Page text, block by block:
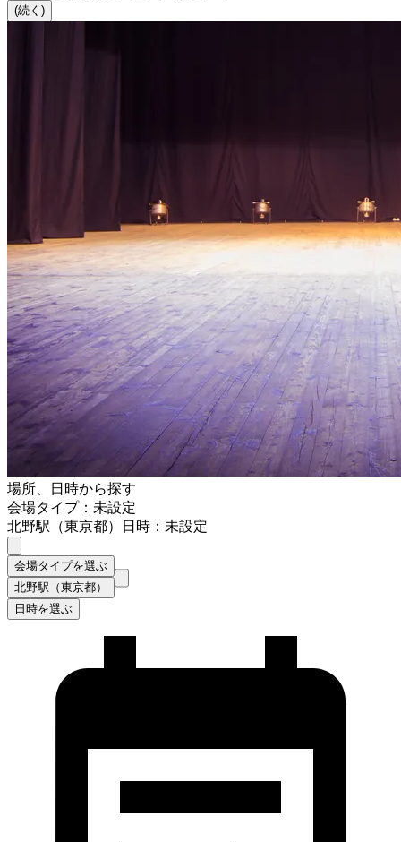
(続く)
場所、日時から探す
会場タイプ：未設定
北野駅（東京都）
日時：未設定
会場タイプを選ぶ
北野駅（東京都）
日時を選ぶ